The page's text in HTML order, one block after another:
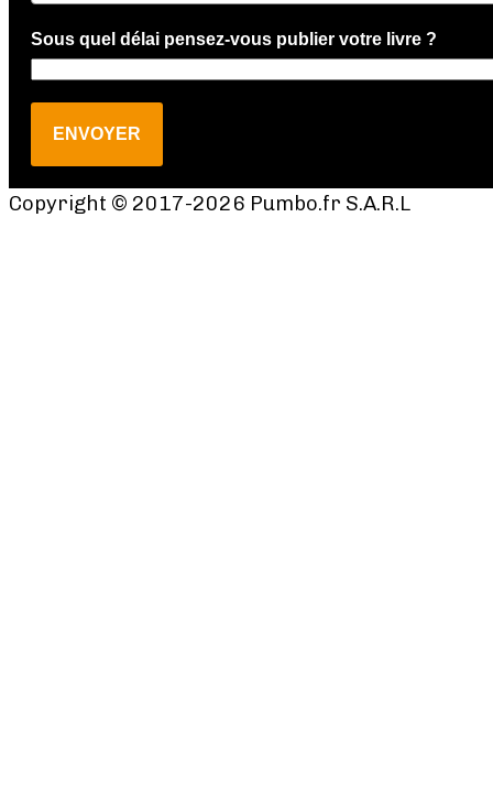
Sous quel délai pensez-vous publier votre livre ?
ENVOYER
Copyright © 2017-2026 Pumbo.fr S.A.R.L